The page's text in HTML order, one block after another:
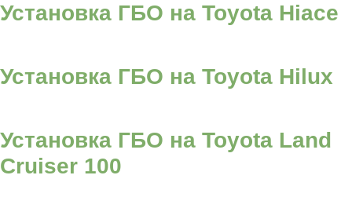
Установка ГБО на Toyota Hiace
Установка ГБО на Toyota Hilux
Установка ГБО на Toyota Land
Cruiser 100